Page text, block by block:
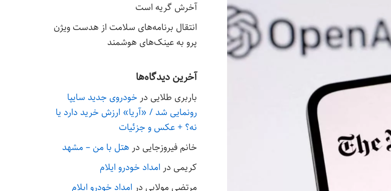
آخرش گریه است
انتقال برنامه‌های سلامت از هدست ویژن
پرو به عینک‌های هوشمند
آخرین دیدگاه‌ها
باربری طلایی در خودروی جدید سایپا
رونمایی شد / «آریا» ارزش خرید دارد یا
نه؟ + عکس و جزئیات
خانم فیروزجایی در هتل با من – مشهد
کریمی در امداد خودرو ایلام
مرتضی مولایی در امداد خودرو ایلام